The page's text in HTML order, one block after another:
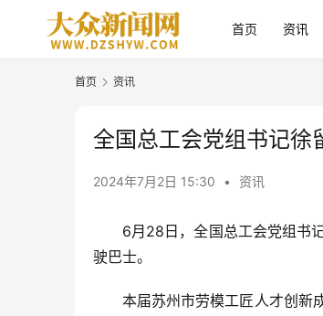
首页 资讯
首页 资讯
全国总工会党组书记徐
2024年7月2日 15:30 • 资讯
6月28日，全国总工会党组书
驶巴士。
本届苏州市劳模工匠人才创新